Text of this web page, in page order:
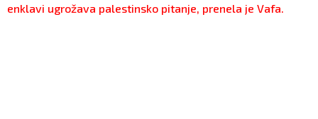
enklavi ugrožava palestinsko pitanje, prenela je Vafa.